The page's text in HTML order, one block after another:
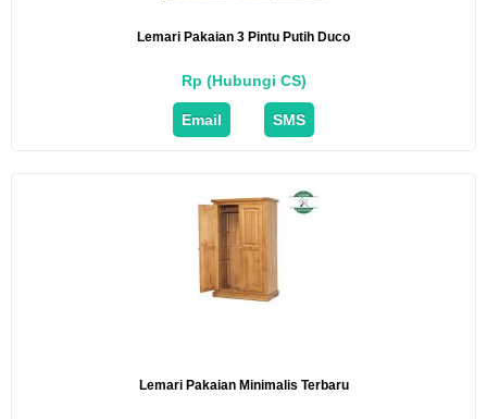
Lemari Pakaian 3 Pintu Putih Duco
Rp (Hubungi CS)
Email SMS
Lemari Pakaian Minimalis Terbaru